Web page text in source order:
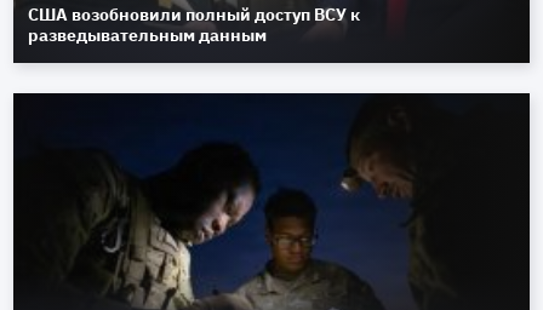
США возобновили полный доступ ВСУ к
разведывательным данным